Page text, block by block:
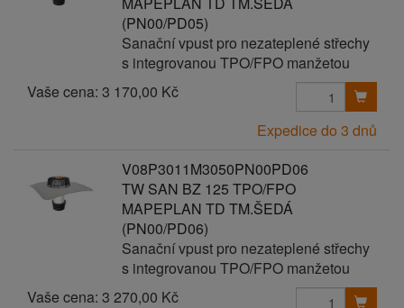
(PN00/PD05)
Sanační vpust pro nezateplené střechy
s integrovanou TPO/FPO manžetou
Vaše cena: 3 170,00 Kč
Expedice do 3 dnů
V08P3011M3050PN00PD06
TW SAN BZ 125 TPO/FPO
MAPEPLAN TD TM.ŠEDÁ
(PN00/PD06)
Sanační vpust pro nezateplené střechy
s integrovanou TPO/FPO manžetou
Vaše cena: 3 270,00 Kč